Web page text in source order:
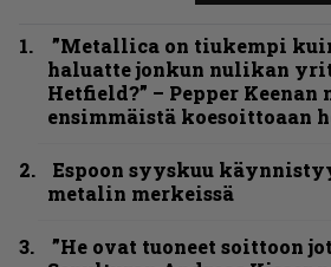
”Metallica on tiukempi
haluatte jonkun nulikan
Hetfield?” – Pepper Keenan
ensimmäistä koesoittoaan
Espoon syyskuu
metalin merkeissä
”He ovat tuoneet soittoon